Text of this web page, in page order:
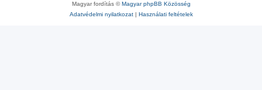
Magyar fordítás ©Magyar phpBB Közösség
Adatvédelmi nyilatkozat| Használati feltételek